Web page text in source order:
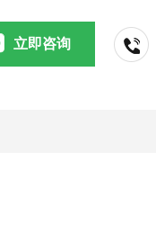
立即咨询